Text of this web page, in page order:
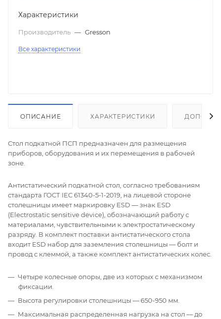
Характеристики
Производитель — Gresson
Все характеристики
ОПИСАНИЕ ХАРАКТЕРИСТИКИ
Стол подкатной ПСП предназначен для размещения
приборов, оборудования и их перемещения в рабочей
зоне.
Антистатический подкатной стол, согласно требованиям
стандарта ГОСТ IEC 61340-5-1-2019, на лицевой стороне
столешницы имеет маркировку ESD — знак ESD
(Electrostatic sensitive device), обозначающий работу с
материалами, чувствительными к электростатическому
разряду. В комплект поставки антистатического стола
входит ESD набор для заземления столешницы — болт и
провод с клеммой, а также комплект антистатических колес.
Четыре колесные опоры, две из которых с механизмом
фиксации.
Высота регулировки столешницы — 650-950 мм.
Максимальная распределенная нагрузка на стол — до